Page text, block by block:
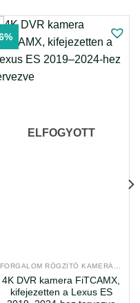
ELFOGYOTT
4K DVR kamera FiTCAMX,
kifejezetten a Lexus ES